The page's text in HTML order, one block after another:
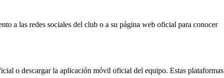
a las redes sociales del club o a su página web oficial para conocer
o descargar la aplicación móvil oficial del equipo. Estas plataformas